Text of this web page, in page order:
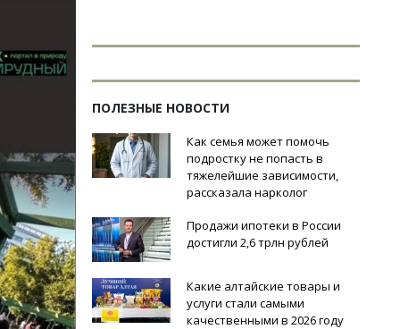
ПОЛЕЗНЫЕ НОВОСТИ
Как семья может помочь
подростку не попасть в
тяжелейшие зависимости,
рассказала нарколог
Продажи ипотеки в России
достигли 2,6 трлн рублей
Какие алтайские товары и
услуги стали самыми
качественными в 2026 году